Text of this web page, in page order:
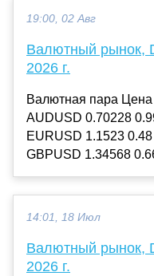
19:00, 02 Авг
Валютный рынок,
2026 г.
Валютная пара
AUDUSD 0.70228
EURUSD 1.1523
GBPUSD 1.34568
14:01, 18 Июл
Валютный рынок,
2026 г.